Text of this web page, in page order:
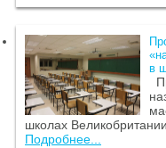
в
школах
Подробнее...